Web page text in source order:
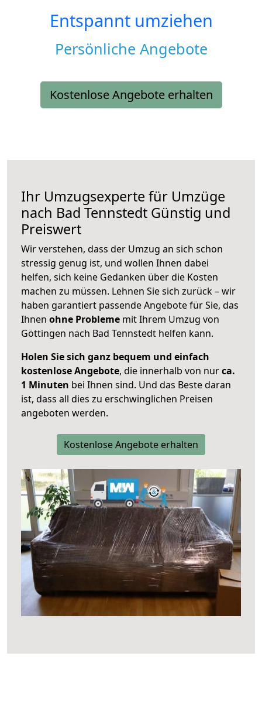
Entspannt umziehen
Persönliche Angebote
Kostenlose Angebote erhalten
Ihr Umzugsexperte für Umzüge
nach Bad Tennstedt Günstig und
Preiswert
Wir verstehen, dass der Umzug an sich schon
stressig genug ist, und wollen Ihnen dabei
helfen, sich keine Gedanken über die Kosten
machen zu müssen. Lehnen Sie sich zurück – wir
haben garantiert passende Angebote für Sie, das
Ihnen ohne Probleme mit Ihrem Umzug von
Göttingen nach Bad Tennstedt helfen kann.
Holen Sie sich ganz bequem und einfach
kostenlose Angebote, die innerhalb von nurca.
1 Minuten bei Ihnen sind. Und das Beste daran
ist, dass all dies zu erschwinglichen Preisen
angeboten werden.
Kostenlose Angebote erhalten